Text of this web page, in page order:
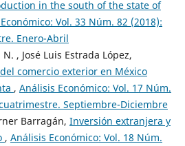
in the south of the state of
Vol. 33 Núm. 82 (2018):
Enero-Abril
, José Luis Estrada López,
comercio exterior en México
, Análisis Económico: Vol. 17 Núm.
Septiembre-Diciembre
Barragán, Inversión extranjera y
, Análisis Económico: Vol. 18 Núm.